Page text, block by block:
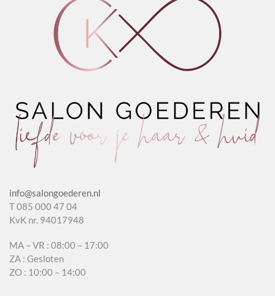
info@salongoederen.nl
T 085 000 47 04
KvK nr. 94017948
MA – VR : 08:00 – 17:00
ZA : Gesloten
ZO : 10:00 – 14:00